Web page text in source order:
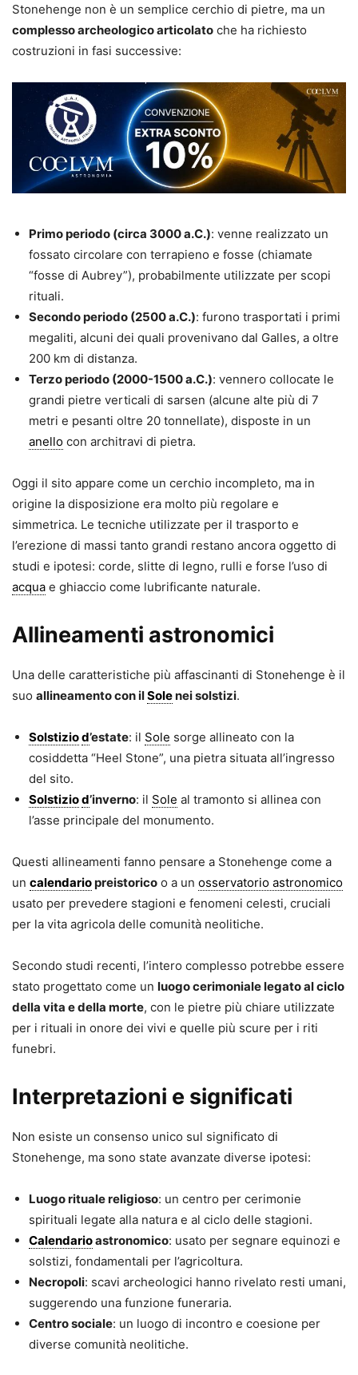
Stonehenge non è un semplice cerchio di pietre, ma un
complesso archeologico articolato che ha richiesto
costruzioni in fasi successive:
Primo periodo (circa 3000 a.C.): venne realizzato un
fossato circolare con terrapieno e fosse (chiamate
“fosse di Aubrey”), probabilmente utilizzate per scopi
rituali.
Secondo periodo (2500 a.C.): furono trasportati i primi
megaliti, alcuni dei quali provenivano dal Galles, a oltre
200 km di distanza.
Terzo periodo (2000-1500 a.C.): vennero collocate le
grandi pietre verticali di sarsen (alcune alte più di 7
metri e pesanti oltre 20 tonnellate), disposte in un
anello con architravi di pietra.
Oggi il sito appare come un cerchio incompleto, ma in
origine la disposizione era molto più regolare e
simmetrica. Le tecniche utilizzate per il trasporto e
l’erezione di massi tanto grandi restano ancora oggetto di
studi e ipotesi: corde, slitte di legno, rulli e forse l’uso di
acqua e ghiaccio come lubrificante naturale.
Allineamenti astronomici
Una delle caratteristiche più affascinanti di Stonehenge è il
suo allineamento con ilSolenei solstizi.
Solstiziod’estate: il Sole sorge allineato con la
cosiddetta “Heel Stone”, una pietra situata all’ingresso
del sito.
Solstiziod’inverno: il Sole al tramonto si allinea con
l’asse principale del monumento.
Questi allineamenti fanno pensare a Stonehenge come a
un calendariopreistorico o a un osservatorio astronomico
usato per prevedere stagioni e fenomeni celesti, cruciali
per la vita agricola delle comunità neolitiche.
Secondo studi recenti, l’intero complesso potrebbe essere
stato progettato come un luogo cerimoniale legato al ciclo
della vita e della morte, con le pietre più chiare utilizzate
per i rituali in onore dei vivi e quelle più scure per i riti
funebri.
Interpretazioni e significati
Non esiste un consenso unico sul significato di
Stonehenge, ma sono state avanzate diverse ipotesi:
Luogo rituale religioso: un centro per cerimonie
spirituali legate alla natura e al ciclo delle stagioni.
Calendarioastronomico: usato per segnare equinozi e
solstizi, fondamentali per l’agricoltura.
Necropoli: scavi archeologici hanno rivelato resti umani,
suggerendo una funzione funeraria.
Centro sociale: un luogo di incontro e coesione per
diverse comunità neolitiche.